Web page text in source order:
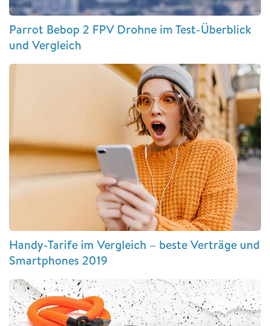
Parrot Bebop 2 FPV Drohne im Test-Überblick
und Vergleich
Handy-Tarife im Vergleich – beste Verträge und
Smartphones 2019